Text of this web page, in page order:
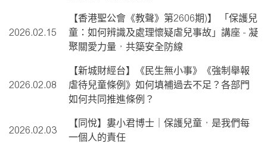
2026.02.15
【香港聖公會《教聲》第2606期)】 「保護兒
童：如何辨識及處理懷疑虐兒事故」講座 - 凝
聚關愛力量，共築安全防線
2026.02.08
【新城財經台】《民生無小事》《強制舉報
虐待兒童條例》如何填補過去不足？各部門
如何共同推進條例？
2026.02.03
【同悅】婁小君博士｜保護兒童，是我們每
一個人的責任